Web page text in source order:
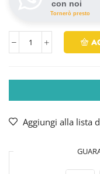
con noi
Tornerò presto
Aggiungi alla lista